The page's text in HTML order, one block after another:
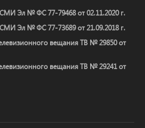
Эл № ФС 77-79468 от 02.11.2020 г.
Эл № ФС 77-73689 от 21.09.2018 г.
вещания ТВ № 29850 от
вещания ТВ № 29241 от